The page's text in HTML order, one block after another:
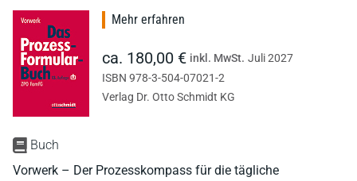
Buch
Vorwerk – Der Prozesskompass für die tägliche
Mehr erfahren
ca. 180,00 € inkl. MwSt. Juli 2027
ISBN 978-3-504-07021-2
Verlag Dr. Otto Schmidt KG